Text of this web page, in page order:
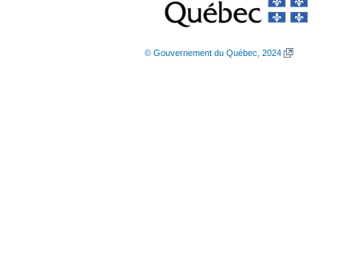
© Gouvernement du Québec, 2024